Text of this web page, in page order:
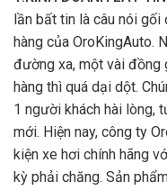
lần bất tin là câu nói
hàng của OroKingAuto.
đường xa, một vài đồng
hàng thì quá dại dột.
1 người khách hài lòng,
mới. Hiện nay, công ty
kiện xe hơi chính hãng
kỳ phải chăng. Sản